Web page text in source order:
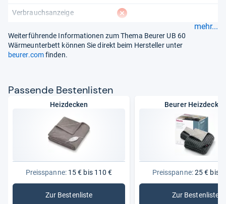
Verbrauchsanzeige fehlt
mehr...
Weiterführende Informationen zum Thema Beurer UB 60
Wärmeunterbett können Sie direkt beim Hersteller unter
beurer.comfinden.
Pas­sende Bes­ten­lis­ten
Heizdecken
Preisspanne:15 € bis 110 €
Zur Bestenliste
: Heizdecken
Beurer Heizdecken
Preisspanne:25 € bis
Zur Bestenliste
: Beurer